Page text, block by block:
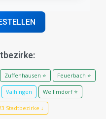
Zuffenhausen ⭐ Feuerbach ⭐
Vaihingen Weilimdorf ⭐
Stadtbezirke ↓